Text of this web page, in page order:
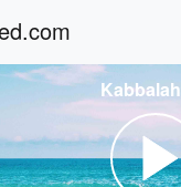
Kabbalah